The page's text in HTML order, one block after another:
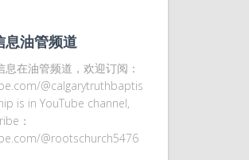
息油管频道
在油管频道，欢迎订阅：
@calgarytruthbaptis
is in YouTube channel,
：
@rootschurch5476